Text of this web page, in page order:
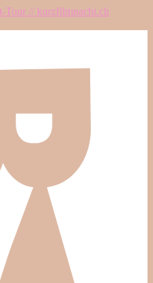
Tour // kurzfilmnacht.ch